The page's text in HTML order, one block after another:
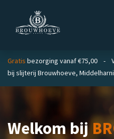
Gratis bezorging vanaf €75,00 -
bij slijterij Brouwhoeve,
Welkom bij